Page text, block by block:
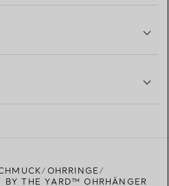
OHRRINGE
BY THE YARD™ ​​OHRHÄNGER